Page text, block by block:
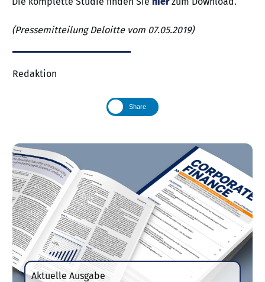
(Pressemitteilung Deloitte vom 07.05.2019)
Redaktion
Share
Aktuelle Ausgabe